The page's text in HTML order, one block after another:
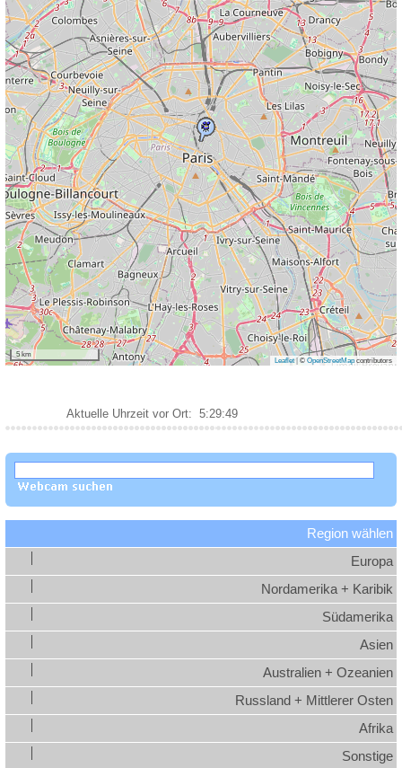
5 km
Leaflet © OpenStreetMap contributors
Region wählen
Europa
Nordamerika + Karibik
Südamerika
Asien
Australien + Ozeanien
Russland + Mittlerer Osten
Afrika
Sonstige